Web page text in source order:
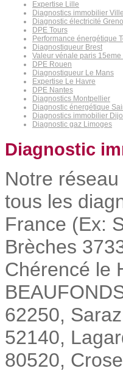
Expertise Lille
Diagnostics immobilier
Diagnostic électricité
DPE Tours
Performance énergétique
Diagnostiqueur Brest
Valeur vénale paris
DPE Rouen
Diagnostiqueur Le Mans
Expertise Le Havre
DPE Nantes
Diagnostics Montpellier
Diagnostic énergétique
Diagnostics immobilier
Diagnostic gaz Limoges
Diagnostic
Notre
tous les
France (Ex:
Brèches
Chérencé le
62250,
52140,
80520,